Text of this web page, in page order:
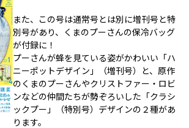
また、この号は通常号とは別に増刊号と特
別号があり、くまのプーさんの保冷バッグ
が付録に！
プーさんが蜂を見ている姿がかわいい「ハ
ニーポットデザイン」（増刊号）と、原作
のくまのプーさんやクリストファー・ロビ
ンなどの仲間たちが勢ぞろいした「クラシ
ックプー」（特別号）デザインの２種があ
ります。